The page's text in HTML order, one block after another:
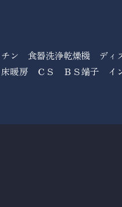
ン 食器洗浄乾燥機 ディ
暖房 ＣＳ ＢＳ端子 イ